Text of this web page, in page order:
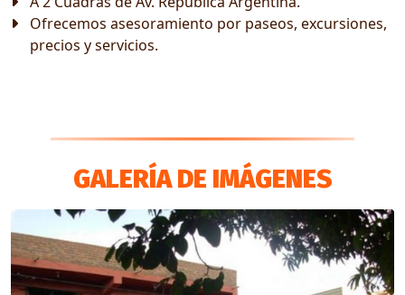
Ofrecemos asesoramiento por paseos, excursiones,
precios y servicios.
GALERÍA DE IMÁGENES